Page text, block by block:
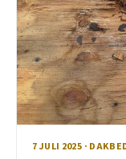
7 JULI 2025 ·